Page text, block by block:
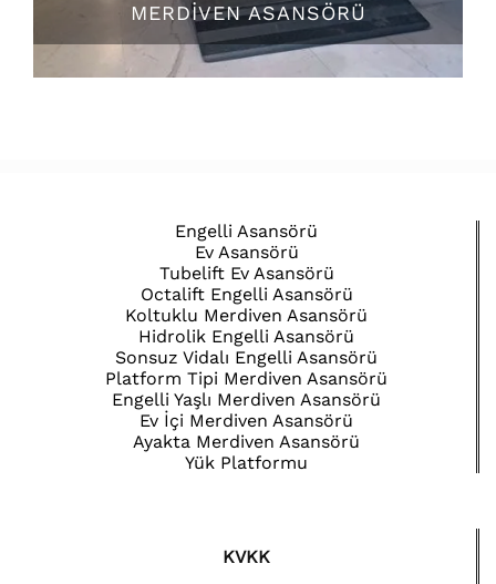
MERDİVEN ASANSÖRÜ
Engelli Asansörü
Ev Asansörü
Tubelift Ev Asansörü
Octalift Engelli Asansörü
Koltuklu Merdiven Asansörü
Hidrolik Engelli Asansörü
Sonsuz Vidalı Engelli Asansörü
Platform Tipi Merdiven Asansörü
Engelli Yaşlı Merdiven Asansörü
Ev İçi Merdiven Asansörü
Ayakta Merdiven Asansörü
Yük Platformu
KVKK